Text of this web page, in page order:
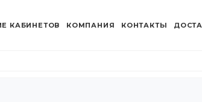
КАБИНЕТОВ КОМПАНИЯ КОНТАКТЫ